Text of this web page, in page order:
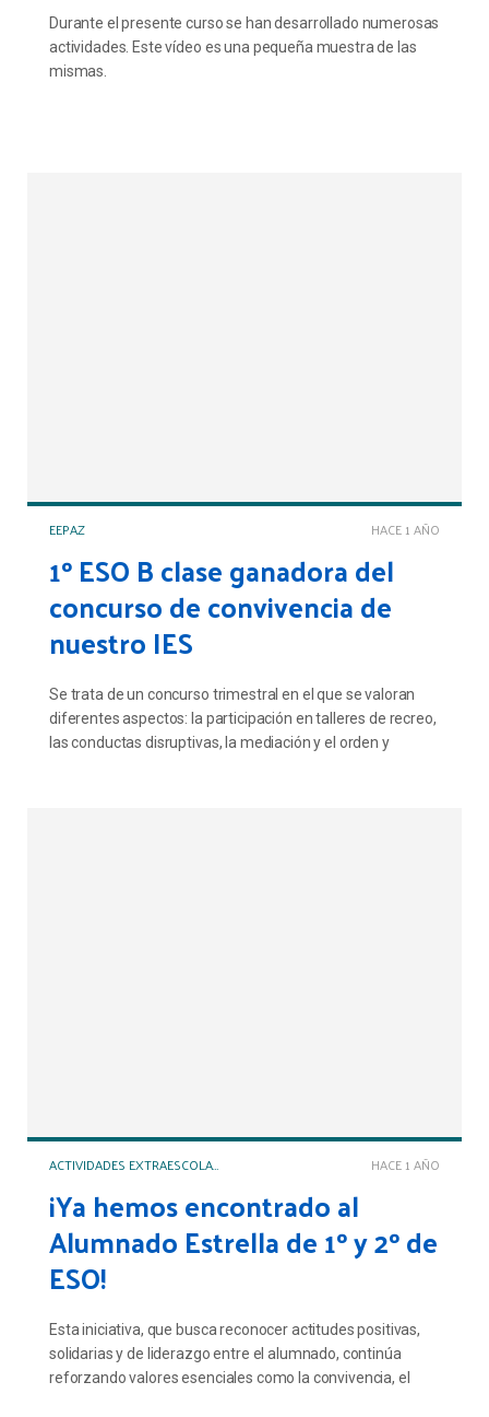
Durante el presente curso se han desarrollado numerosas
actividades. Este vídeo es una pequeña muestra de las
mismas.
HACE 1 AÑO
EEPAZ
1º ESO B clase ganadora del
concurso de convivencia de
nuestro IES
Se trata de un concurso trimestral en el que se valoran
diferentes aspectos: la participación en talleres de recreo,
las conductas disruptivas, la mediación y el orden y
HACE 1 AÑO
ACTIVIDADES EXTRAESCOLARES Y COMPLEMENTARIAS
¡Ya hemos encontrado al
Alumnado Estrella de 1º y 2º de
ESO!
Esta iniciativa, que busca reconocer actitudes positivas,
solidarias y de liderazgo entre el alumnado, continúa
reforzando valores esenciales como la convivencia, el